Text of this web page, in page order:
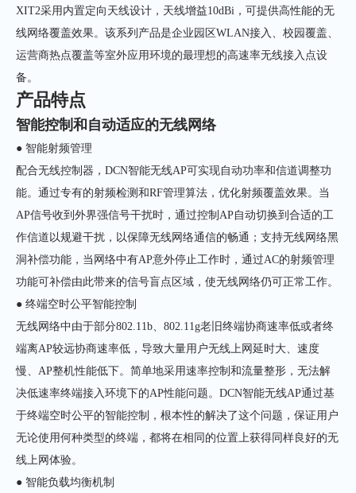
XIT2采用内置定向天线设计，天线增益10dBi，可提供高性能的无
线网络覆盖效果。该系列产品是企业园区WLAN接入、校园覆盖、
运营商热点覆盖等室外应用环境的最理想的高速率无线接入点设
备。
产品特点
智能控制和自动适应的无线网络
● 智能射频管理
配合无线控制器，DCN智能无线AP可实现自动功率和信道调整功
能。通过专有的射频检测和RF管理算法，优化射频覆盖效果。当
AP信号收到外界强信号干扰时，通过控制AP自动切换到合适的工
作信道以规避干扰，以保障无线网络通信的畅通；支持无线网络黑
洞补偿功能，当网络中有AP意外停止工作时，通过AC的射频管理
功能可补偿由此带来的信号盲点区域，使无线网络仍可正常工作。
● 终端空时公平智能控制
无线网络中由于部分802.11b、802.11g老旧终端协商速率低或者终
端离AP较远协商速率低，导致大量用户无线上网延时大、速度
慢、AP整机性能低下。简单地采用速率控制和流量整形，无法解
决低速率终端接入环境下的AP性能问题。DCN智能无线AP通过基
于终端空时公平的智能控制，根本性的解决了这个问题，保证用户
无论使用何种类型的终端，都将在相同的位置上获得同样良好的无
线上网体验。
● 智能负载均衡机制